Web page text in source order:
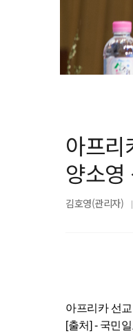
아프
양소영
김호영(관리자)
아프리카 선
[출처] - 국민일